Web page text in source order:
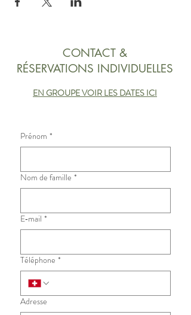
CONTACT &
RÉSERVATIONS INDIVIDUELLES
EN GROUPE VOIR LES DATES ICI
Prénom *
Nom de famille *
E‑mail *
Téléphone *
Adresse